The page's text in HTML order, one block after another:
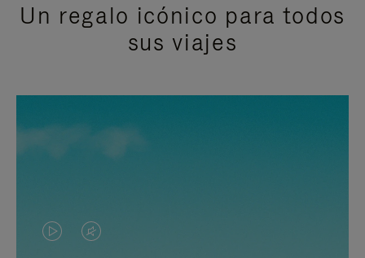
Un regalo icónico para todos
sus viajes
EL
EL